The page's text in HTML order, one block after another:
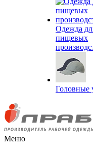
Одежда
пищевых
Головные
Меню